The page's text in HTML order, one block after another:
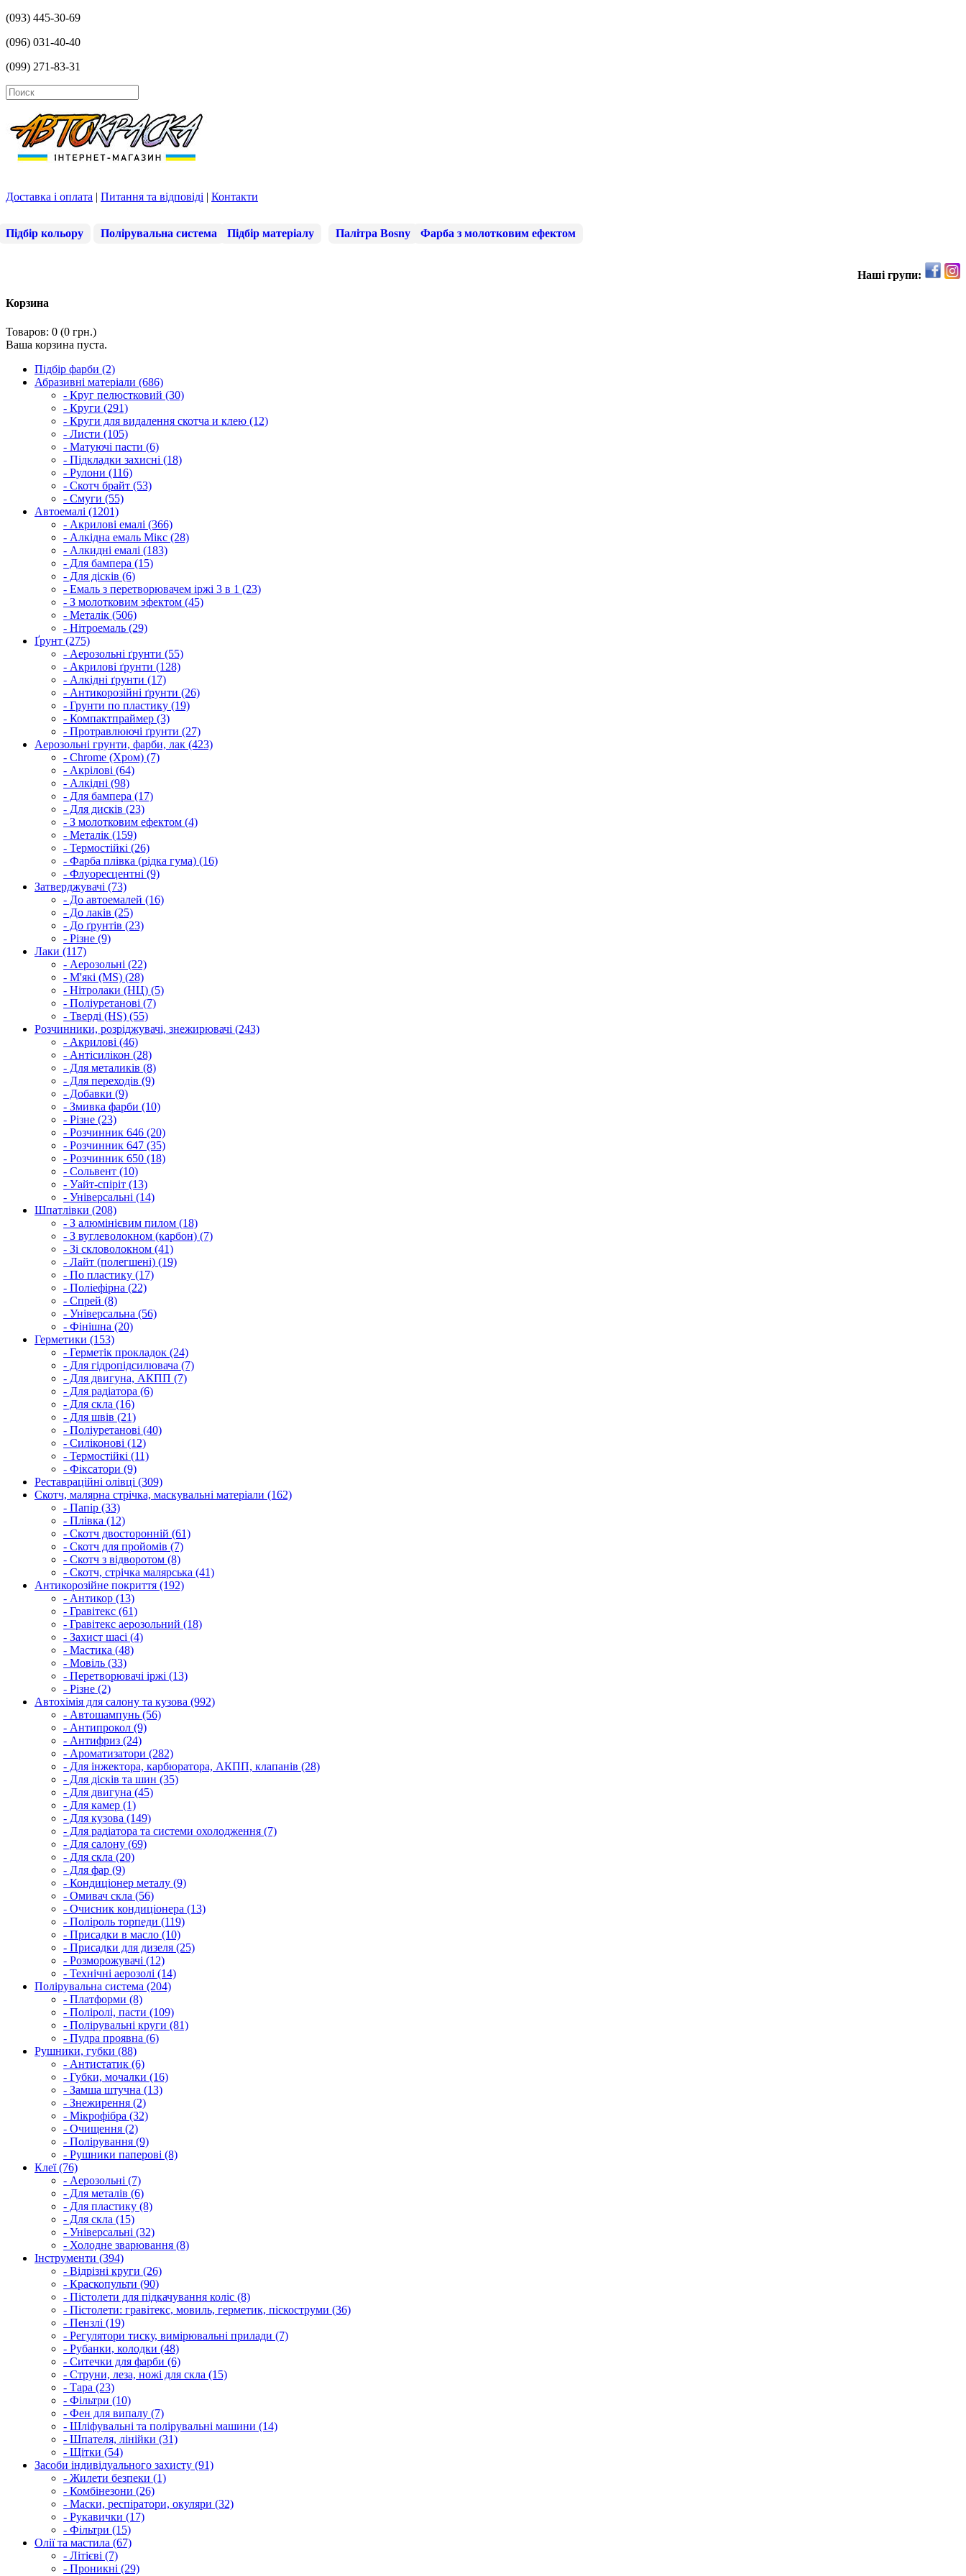
(093) 445-30-69
(096) 031-40-40
(099) 271-83-31
Доставка і оплата | Питання та відповіді | Контакти
Підбір кольору Полірувальна система Підбір матеріалу Палітра Bosny Фарба з молотковим ефектом
Наші групи:
Корзина
Товаров: 0 (0 грн.)
Ваша корзина пуста.
Підбір фарби (2)
Абразивні матеріали (686)
- Круг пелюстковий (30)
- Круги (291)
- Круги для видалення скотча и клею (12)
- Листи (105)
- Матуючі пасти (6)
- Підкладки захисні (18)
- Рулони (116)
- Скотч брайт (53)
- Смуги (55)
Автоемалі (1201)
- Акрилові емалі (366)
- Алкідна емаль Мікс (28)
- Алкидні емалі (183)
- Для бампера (15)
- Для дісків (6)
- Емаль з перетворювачем іржі 3 в 1 (23)
- З молотковим эфектом (45)
- Металік (506)
- Нітроемаль (29)
Ґрунт (275)
- Аерозольні ґрунти (55)
- Акрилові ґрунти (128)
- Алкідні ґрунти (17)
- Антикорозійні ґрунти (26)
- Грунти по пластику (19)
- Компактпраймер (3)
- Протравлюючі ґрунти (27)
Аерозольні грунти, фарби, лак (423)
- Chrome (Хром) (7)
- Акрілові (64)
- Алкідні (98)
- Для бампера (17)
- Для дисків (23)
- З молотковим ефектом (4)
- Металік (159)
- Термостійкі (26)
- Фарба плівка (рідка гума) (16)
- Флуоресцентні (9)
Затверджувачі (73)
- До автоемалей (16)
- До лаків (25)
- До ґрунтів (23)
- Різне (9)
Лаки (117)
- Аерозольні (22)
- М'які (MS) (28)
- Нітролаки (НЦ) (5)
- Поліуретанові (7)
- Тверді (HS) (55)
Розчинники, розріджувачі, знежирювачі (243)
- Акрилові (46)
- Антісилікон (28)
- Для металиків (8)
- Для переходів (9)
- Добавки (9)
- Змивка фарби (10)
- Різне (23)
- Розчинник 646 (20)
- Розчинник 647 (35)
- Розчинник 650 (18)
- Сольвент (10)
- Уайт-спіріт (13)
- Універсальні (14)
Шпатлівки (208)
- З алюмінієвим пилом (18)
- З вуглеволокном (карбон) (7)
- Зі скловолокном (41)
- Лайт (полегшені) (19)
- По пластику (17)
- Поліефірна (22)
- Спрей (8)
- Універсальна (56)
- Фінішна (20)
Герметики (153)
- Герметік прокладок (24)
- Для гідропідсилювача (7)
- Для двигуна, АКПП (7)
- Для радіатора (6)
- Для скла (16)
- Для швів (21)
- Поліуретанові (40)
- Силіконові (12)
- Термостійкі (11)
- Фіксатори (9)
Реставраційні олівці (309)
Скотч, малярна стрічка, маскувальні матеріали (162)
- Папір (33)
- Плівка (12)
- Скотч двосторонній (61)
- Скотч для пройомів (7)
- Скотч з відворотом (8)
- Скотч, стрічка малярська (41)
Антикорозійне покриття (192)
- Антикор (13)
- Гравітекс (61)
- Гравітекс аерозольний (18)
- Захист шасі (4)
- Мастика (48)
- Мовіль (33)
- Перетворювачі іржі (13)
- Різне (2)
Автохімія для салону та кузова (992)
- Автошампунь (56)
- Антипрокол (9)
- Антифриз (24)
- Ароматизатори (282)
- Для інжектора, карбюратора, АКПП, клапанів (28)
- Для дісків та шин (35)
- Для двигуна (45)
- Для камер (1)
- Для кузова (149)
- Для радіатора та системи охолодження (7)
- Для салону (69)
- Для скла (20)
- Для фар (9)
- Кондиціонер металу (9)
- Омивач скла (56)
- Очисник кондиціонера (13)
- Поліроль торпеди (119)
- Присадки в масло (10)
- Присадки для дизеля (25)
- Розморожувачі (12)
- Технічні аерозолі (14)
Полірувальна система (204)
- Платформи (8)
- Поліролі, пасти (109)
- Полірувальні круги (81)
- Пудра проявна (6)
Рушники, губки (88)
- Антистатик (6)
- Губки, мочалки (16)
- Замша штучна (13)
- Знежирення (2)
- Мікрофібра (32)
- Очищення (2)
- Полірування (9)
- Рушники паперові (8)
Клеї (76)
- Аерозольні (7)
- Для металів (6)
- Для пластику (8)
- Для скла (15)
- Універсальні (32)
- Холодне зварювання (8)
Інструменти (394)
- Відрізні круги (26)
- Краскопульти (90)
- Пістолети для підкачування коліс (8)
- Пістолети: гравітекс, мовиль, герметик, піскоструми (36)
- Пензлі (19)
- Регулятори тиску, вимірювальні прилади (7)
- Рубанки, колодки (48)
- Ситечки для фарби (6)
- Струни, леза, ножі для скла (15)
- Тара (23)
- Фільтри (10)
- Фен для випалу (7)
- Шліфувальні та полірувальні машини (14)
- Шпателя, лінійки (31)
- Щітки (54)
Засоби індивідуального захисту (91)
- Жилети безпеки (1)
- Комбінезони (26)
- Маски, респіратори, окуляри (32)
- Рукавички (17)
- Фільтри (15)
Олії та мастила (67)
- Літієві (7)
- Проникні (29)